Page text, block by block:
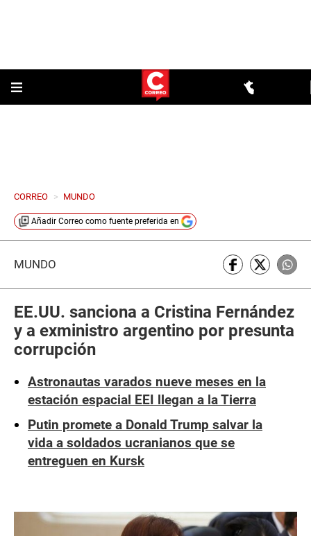
CORREO > MUNDO
Añadir Correo como fuente preferida en
MUNDO
EE.UU. sanciona a Cristina Fernández
y a exministro argentino por presunta
corrupción
Astronautas varados nueve meses en la
estación espacial EEI llegan a la Tierra
Putin promete a Donald Trump salvar la
vida a soldados ucranianos que se
entreguen en Kursk